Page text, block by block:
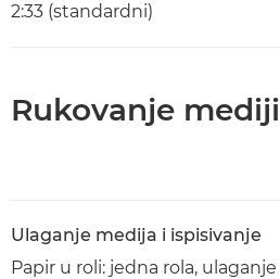
2:33 (standardni)
Rukovanje
Ulaganje medija i ispisivanje
Papir u roli: jedna rola,